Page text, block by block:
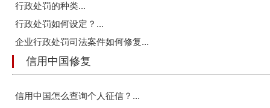
行政处罚的种类...
行政处罚如何设定？...
企业行政处罚司法案件如何修复...
信用中国修复
信用中国怎么查询个人征信？...